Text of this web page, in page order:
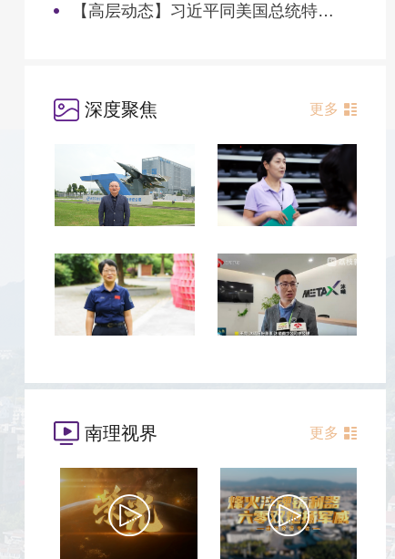
【高层动态】习近平同美国总统特朗普会谈
深度聚焦 更多
南理视界 更多